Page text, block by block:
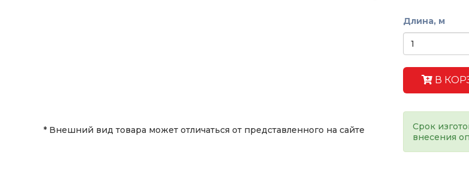
* Внешний вид товара может отличаться от представленного на сайте
Длина, м
В
Срок
внесения